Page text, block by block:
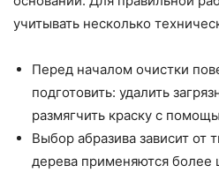
учитывать несколько
Перед началом очистки
подготовить: удалить
размягчить краску с
Выбор абразива зависит от
дерева применяются